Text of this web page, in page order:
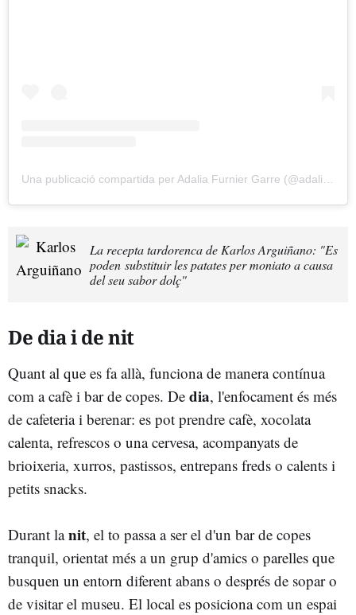
La recepta tardorenca de Karlos Arguiñano: "Es
poden substituir les patates per moniato a causa
del seu sabor dolç"
De dia i de nit
Quant al que es fa allà, funciona de manera contínua
com a cafè i bar de copes. De dia, l'enfocament és més
de cafeteria i berenar: es pot prendre cafè, xocolata
calenta, refrescos o una cervesa, acompanyats de
brioixeria, xurros, pastissos, entrepans freds o calents i
petits snacks.
Durant lanit, el to passa a ser el d'un bar de copes
tranquil, orientat més a un grup d'amics o parelles que
busquen un entorn diferent abans o després de sopar o
de visitar el museu. El local es posiciona com un espai